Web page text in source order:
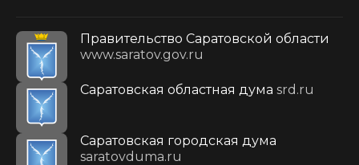
Правительство Саратовской области
www.saratov.gov.ru
Саратовская областная дума srd.ru
Саратовская городская дума
saratovduma.ru